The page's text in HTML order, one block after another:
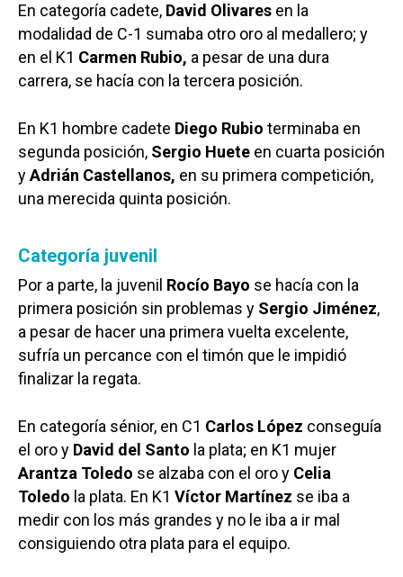
En categoría cadete, David Olivares en la
modalidad de C-1 sumaba otro oro al medallero; y
en el K1 Carmen Rubio, a pesar de una dura
carrera, se hacía con la tercera posición.
En K1 hombre cadete Diego Rubio terminaba en
segunda posición, Sergio Huete en cuarta posición
yAdrián Castellanos, en su primera competición,
una merecida quinta posición.
Categoría juvenil
Por a parte, la juvenil Rocío Bayo se hacía con la
primera posición sin problemas y Sergio Jiménez,
a pesar de hacer una primera vuelta excelente,
sufría un percance con el timón que le impidió
finalizar la regata.
En categoría sénior, en C1 Carlos López conseguía
el oro y David del Santo la plata; en K1 mujer
Arantza Toledo se alzaba con el oro y Celia
Toledo la plata. En K1 Víctor Martínez se iba a
medir con los más grandes y no le iba a ir mal
consiguiendo otra plata para el equipo.